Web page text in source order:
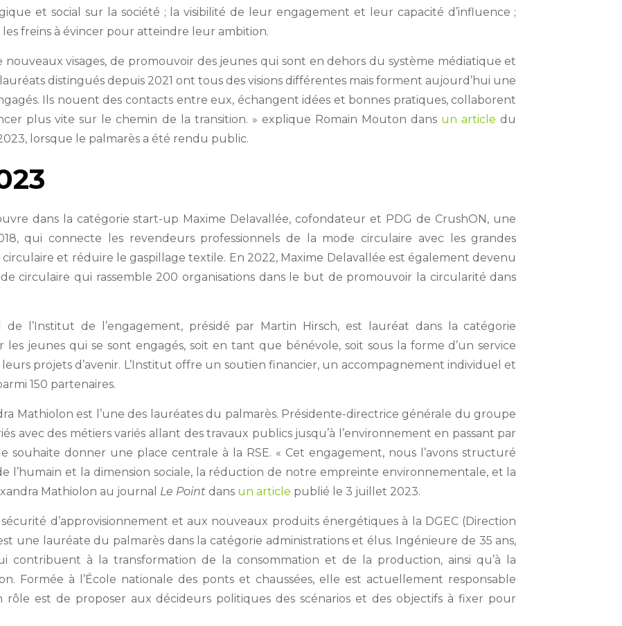
et social sur la société ; la visibilité de leur engagement et leur capacité d’influence ;
freins à évincer pour atteindre leur ambition.
visages, de promouvoir des jeunes qui sont en dehors du système médiatique et
distingués depuis 2021 ont tous des visions différentes mais forment aujourd’hui une
Ils nouent des contacts entre eux, échangent idées et bonnes pratiques, collaborent
plus vite sur le chemin de la transition. » explique Romain Mouton dans un article du
lorsque le palmarès a été rendu public.
dans la catégorie start-up Maxime Delavallée, cofondateur et PDG de CrushON, une
qui connecte les revendeurs professionnels de la mode circulaire avec les grandes
et réduire le gaspillage textile. En 2022, Maxime Delavallée est également devenu
circulaire qui rassemble 200 organisations dans le but de promouvoir la circularité dans
l’Institut de l’engagement, présidé par Martin Hirsch, est lauréat dans la catégorie
les jeunes qui se sont engagés, soit en tant que bénévole, soit sous la forme d’un service
projets d’avenir. L’Institut offre un soutien financier, un accompagnement individuel et
150 partenaires.
Mathiolon est l’une des lauréates du palmarès. Présidente-directrice générale du groupe
avec des métiers variés allant des travaux publics jusqu’à l’environnement en passant par
souhaite donner une place centrale à la RSE. « Cet engagement, nous l’avons structuré
l’humain et la dimension sociale, la réduction de notre empreinte environnementale, et la
Mathiolon au journal Le Pointdans un article publié le 3 juillet 2023.
d’approvisionnement et aux nouveaux produits énergétiques à la DGEC (Direction
une lauréate du palmarès dans la catégorie administrations et élus. Ingénieure de 35 ans,
contribuent à la transformation de la consommation et de la production, ainsi qu’à la
Formée à l’École nationale des ponts et chaussées, elle est actuellement responsable
rôle est de proposer aux décideurs politiques des scénarios et des objectifs à fixer pour